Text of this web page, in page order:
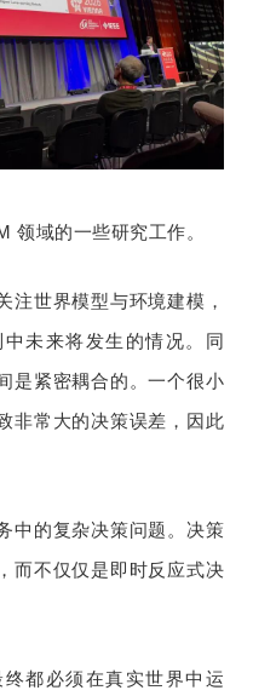
领域的一些研究工作。
注世界模型与环境建模，
未来将发生的情况。同
是紧密耦合的。一个很小
非常大的决策误差，因此
中的复杂决策问题。决策
而不仅仅是即时反应式决
都必须在真实世界中运